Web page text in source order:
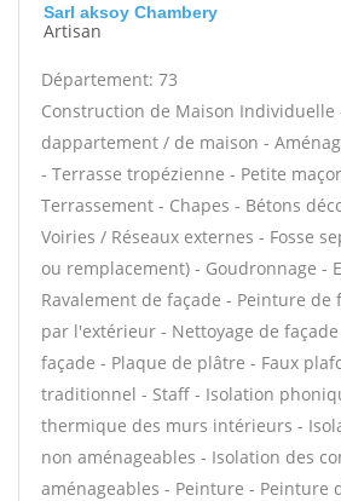
Sarl aksoy Chambery
Artisan
Département: 73
Construction de Maison Individuelle
dappartement / de maison -
- Terrasse tropézienne - Petite
Terrassement - Chapes - Bétons
Voiries / Réseaux externes - Fosse
ou remplacement) - Goudronnage -
Ravalement de façade - Peinture de
par l'extérieur - Nettoyage de
façade - Plaque de plâtre - Faux
traditionnel - Staff - Isolation
thermique des murs intérieurs -
non aménageables - Isolation des
aménageables - Peinture - Peinture